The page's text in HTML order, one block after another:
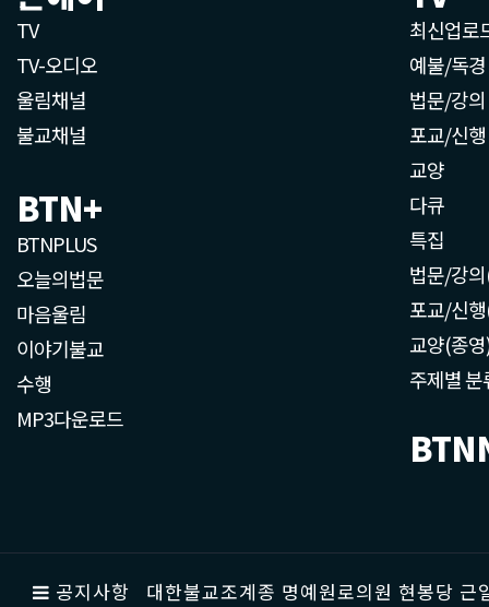
TV
TV-오디오
울림채널
불교채널
BTN+
BTNPLUS
오늘의법문
마음울림
이야기불교
수행
MP3다운로드
최신업로
예불/독경
법문/강의
포교/신행
교양
다큐
특집
법문/강
포교/신
교양(종
주제별 분
공지사항 대한불교조계종 명예원로의원 현봉당